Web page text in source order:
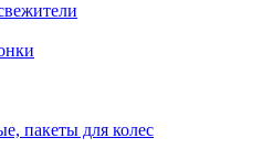
пакеты для колес